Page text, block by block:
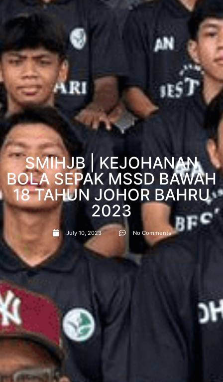
SMIHJB | KEJOHANAN
BOLA SEPAK MSSD BAWAH
18 TAHUN JOHOR BAHRU
2023
July 10, 2023 No Comments